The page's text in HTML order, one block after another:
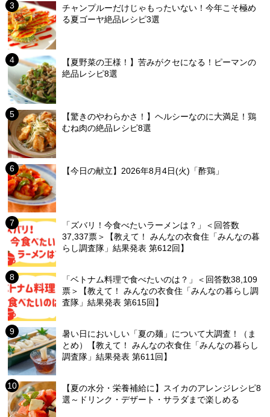
チャンプルーだけじゃもったいない！今年こそ極め
る夏ゴーヤ絶品レシピ3選
【夏野菜の王様！】苦みがクセになる！ピーマンの
絶品レシピ8選
【驚きのやわらかさ！】ヘルシーなのに大満足！鶏
むね肉の絶品レシピ8選
【今日の献立】2026年8月4日(火)「酢鶏」
「ズバリ！今食べたいラーメンは？」＜回答数
37,337票＞【教えて！ みんなの衣食住「みんなの暮
らし調査隊」結果発表 第612回】
「ベトナム料理で食べたいのは？」＜回答数38,109
票＞【教えて！ みんなの衣食住「みんなの暮らし調
査隊」結果発表 第615回】
暑い日においしい「夏の麺」について大調査！（ま
とめ）【教えて！ みんなの衣食住「みんなの暮らし
調査隊」結果発表 第611回】
【夏の水分・栄養補給に】スイカのアレンジレシピ8
選～ドリンク・デザート・サラダまで楽しめる